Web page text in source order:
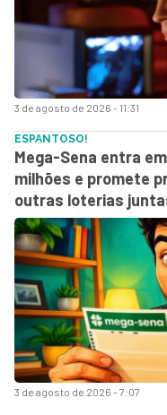
3 de agosto de 2026 - 11:31
3 de agosto de 2026 - 7:07
ESPANTOSO!
Mega-Sena entra
milhões e promete
outras loterias